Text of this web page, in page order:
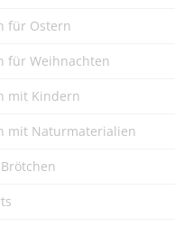
für Ostern
für Weihnachten
mit Kindern
mit Naturmaterialien